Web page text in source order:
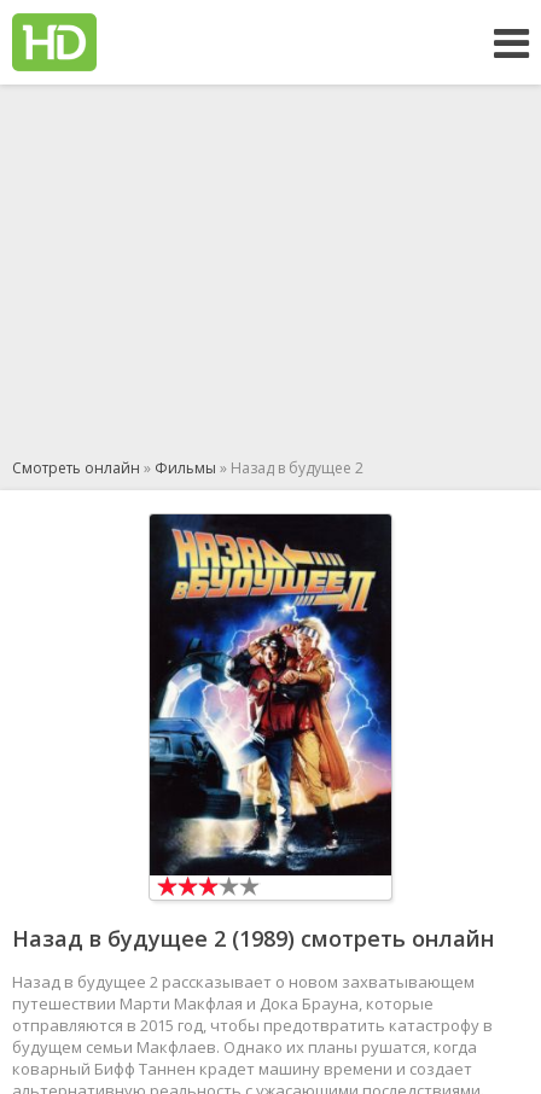
Смотреть онлайн » Фильмы » Назад в будущее 2
Назад в будущее 2 (1989) смотреть онлайн
Назад в будущее 2 рассказывает о новом захватывающем
путешествии Марти Макфлая и Дока Брауна, которые
отправляются в 2015 год, чтобы предотвратить катастрофу в
будущем семьи Макфлаев. Однако их планы рушатся, когда
коварный Бифф Таннен крадет машину времени и создает